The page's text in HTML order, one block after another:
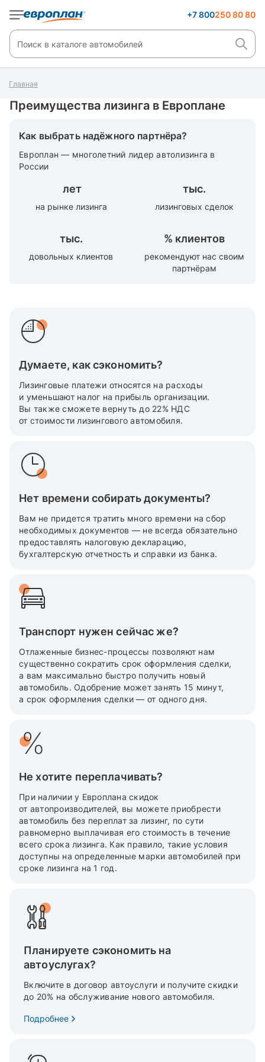
+7 800250 80 80
Главная
Преимущества лизинга в Европлане
Как выбрать надёжного партнёра?
Европлан — многолетний лидер автолизинга в
России
лет
на рынке лизинга
тыс.
лизинговых сделок
тыс.
довольных клиентов
% клиентов
рекомендуют нас своим
партнёрам
Думаете, как сэкономить?
Лизинговые платежи относятся на расходы
и уменьшают налог на прибыль организации.
Вы также cможете вернуть до 22% НДС
от стоимости лизингового автомобиля.
Нет времени собирать документы?
Вам не придется тратить много времени на сбор
необходимых документов — не всегда обязательно
предоставлять налоговую декларацию,
бухгалтерскую отчетность и справки из банка.
Транспорт нужен сейчас же?
Отлаженные бизнес-процессы позволяют нам
существенно сократить срок оформления сделки,
а вам максимально быстро получить новый
автомобиль. Одобрение может занять 15 минут,
а срок оформления сделки — от одного дня.
Не хотите переплачивать?
При наличии у Европлана скидок
от автопроизводителей, вы можете приобрести
автомобиль без переплат за лизинг, по сути
равномерно выплачивая его стоимость в течение
всего срока лизинга. Как правило, такие условия
доступны на определенные марки автомобилей при
сроке лизинга на 1 год.
Планируете сэкономить на
автоуслугах?
Включите в договор автоуслуги и получите скидки
до 20% на обслуживание нового автомобиля.
Подробнее